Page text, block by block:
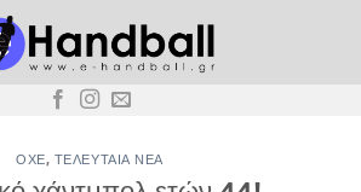
ΟΧΕ, ΤΕΛΕΥΤΑΊΑ ΝΈΑ